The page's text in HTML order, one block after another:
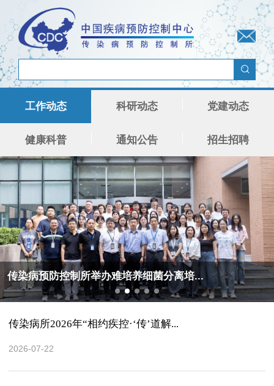
工作动态 科研动态 党建动态
健康科普 通知公告 招生招聘
传染病预防控制所举办难培养细菌分离培...
传染病所2026年“相约疾控·‘传’道解...
2026-07-22